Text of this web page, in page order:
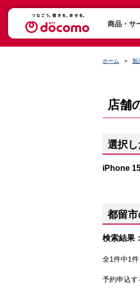
商品・サ
ホーム 製
店舗
選択
iPhone
都留
検索結果
全1件中1
予約申込す